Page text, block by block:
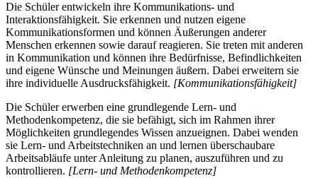
Die Schüler entwickeln ihre Kommunikations- und
Interaktionsfähigkeit. Sie erkennen und nutzen eigene
Kommunikationsformen und können Äußerungen anderer
Menschen erkennen sowie darauf reagieren. Sie treten mit anderen
in Kommunikation und können ihre Bedürfnisse, Befindlichkeiten
und eigene Wünsche und Meinungen äußern. Dabei erweitern sie
ihre individuelle Ausdrucksfähigkeit. [Kommunikationsfähigkeit]
Die Schüler erwerben eine grundlegende Lern- und
Methodenkompetenz, die sie befähigt, sich im Rahmen ihrer
Möglichkeiten grundlegendes Wissen anzueignen. Dabei wenden
sie Lern- und Arbeitstechniken an und lernen überschaubare
Arbeitsabläufe unter Anleitung zu planen, auszuführen und zu
kontrollieren. [Lern- und Methodenkompetenz]